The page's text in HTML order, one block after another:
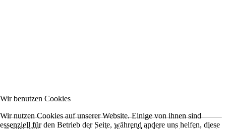
Wir benutzen Cookies
Wir nutzen Cookies auf unserer Website. Einige von ihnen sind
essenziell für den Betrieb der Seite, während andere uns helfen, diese